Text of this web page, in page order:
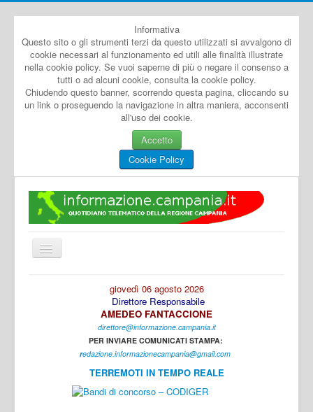
Informativa
Questo sito o gli strumenti terzi da questo utilizzati si avvalgono di
cookie necessari al funzionamento ed utili alle finalità illustrate
nella cookie policy. Se vuoi saperne di più o negare il consenso a
tutti o ad alcuni cookie, consulta la cookie policy.
Chiudendo questo banner, scorrendo questa pagina, cliccando su
un link o proseguendo la navigazione in altra maniera, acconsenti
all'uso dei cookie.
Accetto
Cookie Policy
Cambia
navigazione
giovedì 06 agosto 2026
Direttore Responsabile
AMEDEO FANTACCIONE
direttore@informazione.campania.it
PER INVIARE COMUNICATI STAMPA:
redazione.informazionecampania@gmail.com
TERREMOTI IN TEMPO REALE